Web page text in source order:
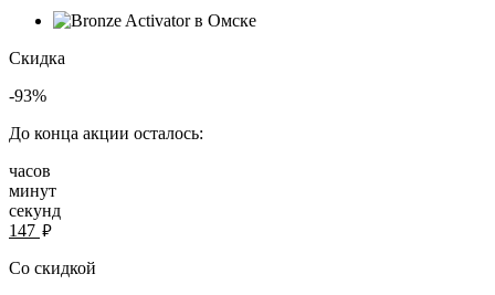
Скидка
-93%
До конца акции осталось:
часов
минут
секунд
147 руб.
Со скидкой